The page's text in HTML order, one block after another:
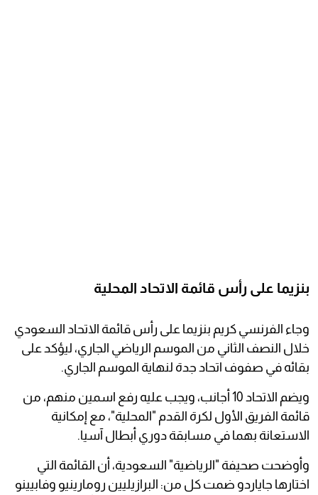
بنزيما على رأس قائمة الاتحاد المحلية
وجاء الفرنسي كريم بنزيما على رأس قائمة الاتحاد السعودي
خلال النصف الثاني من الموسم الرياضي الجاري، ليؤكد على
بقائه في صفوف اتحاد جدة لنهاية الموسم الجاري.
ويضم الاتحاد 10 أجانب، ويجب عليه رفع اسمين منهم، من
قائمة الفريق الأول لكرة القدم "المحلية"، مع إمكانية
الاستعانة بهما في مسابقة دوري أبطال آسيا.
وأوضحت صحيفة "الرياضية" السعودية، أن القائمة التي
اختارها جاياردو ضمت كل من: البرازيليين رومارينيو وفابيينو